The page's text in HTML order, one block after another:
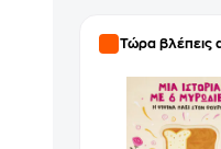
Τώρα βλέπεις